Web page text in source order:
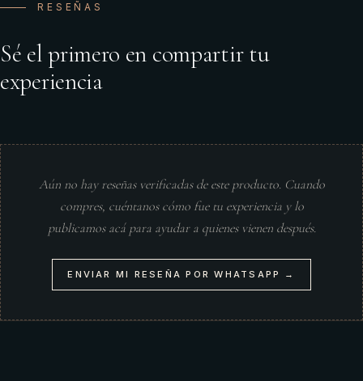
RESEÑAS
Sé el primero en compartir tu
experiencia
Aún no hay reseñas verificadas de este producto. Cuando
compres, cuéntanos cómo fue tu experiencia y lo
publicamos acá para ayudar a quienes vienen después.
ENVIAR MI RESEÑA POR WHATSAPP →